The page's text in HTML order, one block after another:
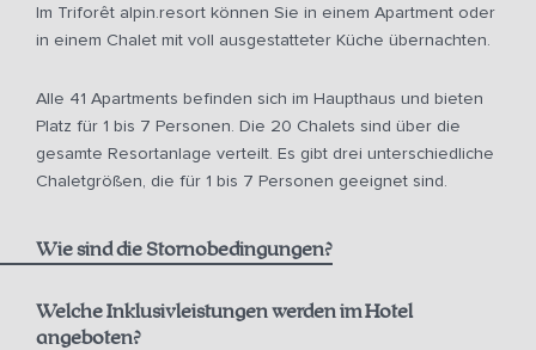
ab 10 Uhr für € 150,00
ab 12 Uhr für € 75,00
Im Triforêt alpin.resort können Sie in einem Apartment oder
in einem Chalet mit voll ausgestatteter Küche übernachten.
Alle 41 Apartments befinden sich im Haupthaus und bieten
Platz für 1 bis 7 Personen. Die 20 Chalets sind über die
gesamte Resortanlage verteilt. Es gibt drei unterschiedliche
Chaletgrößen, die für 1 bis 7 Personen geeignet sind.
Wie sind die Stornobedingungen?
Welche Inklusivleistungen werden im Hotel
angeboten?